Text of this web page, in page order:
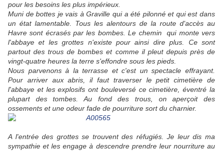
pour les besoins les plus impérieux.
Muni de bottes je vais à Graville qui a été pilonné et qui est dans
un état lamentable. Tous les alentours de la route d'accès au
Havre sont écrasés par les bombes. Le chemin qui monte vers
l'abbaye et les grottes n'existe pour ainsi dire plus. Ce sont
partout des trous de bombes et comme il pleut depuis près de
vingt-quatre heures la terre s'effondre sous les pieds.
Nous parvenons à la terrasse et c'est un spectacle effrayant.
Pour arriver aux abris, il faut traverser le petit cimetière de
l'abbaye et les explosifs ont bouleversé ce cimetière, éventré la
plupart des tombes. Au fond des trous, on aperçoit des
ossements et une odeur fade de pourriture sort du charnier.
A l'entrée des grottes se trouvent des réfugiés. Je leur dis ma
sympathie et les engage à descendre prendre leur nourriture au